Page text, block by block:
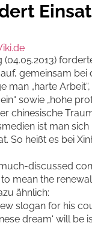
gemeinsam bei
„harte
sowie „hohe
chinesische
ist man
So heißt es bei
much-discussed
mean the renewal
ähnlich:
slogan for his
dream‘ will be